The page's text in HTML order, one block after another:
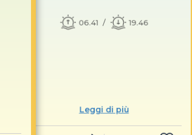
06.41 19.46
Leggi di più